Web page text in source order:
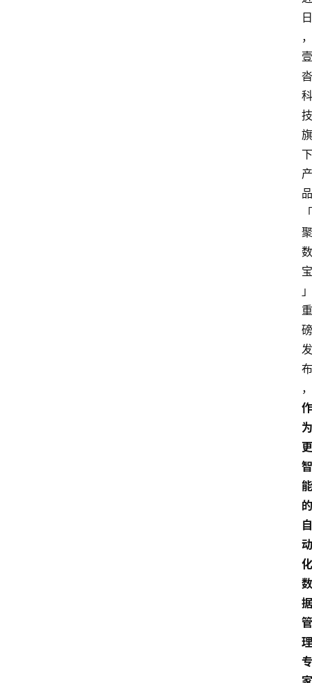
日
，
壹
沓
科
技
旗
下
产
品
「
聚
数
宝
」
重
磅
发
布
，
作
为
更
智
能
的
自
动
化
数
据
管
理
专